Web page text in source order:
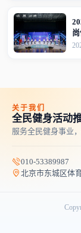
关于我们
全民健身活动
服务全民健身事业
010-53389987
北京市东城区体